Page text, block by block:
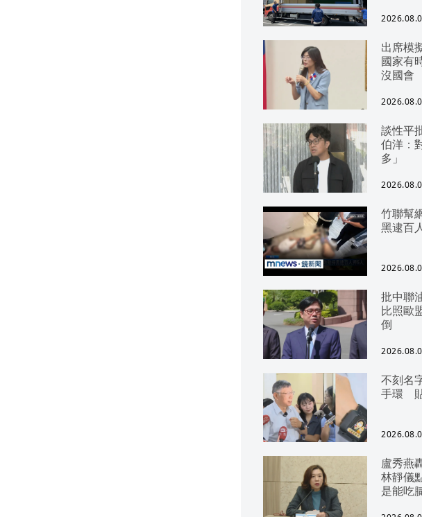
出席模
國家有
沒國會
談性平
伯洋：
多」
竹聯幫
黑逮百
批中聯
比照歐
倒
不刻名
手環
盧秀燕
林靜儀
是能吃